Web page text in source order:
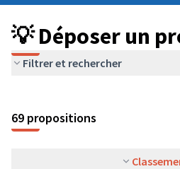
💡 Déposer un
Filtrer et rechercher
69 propositions